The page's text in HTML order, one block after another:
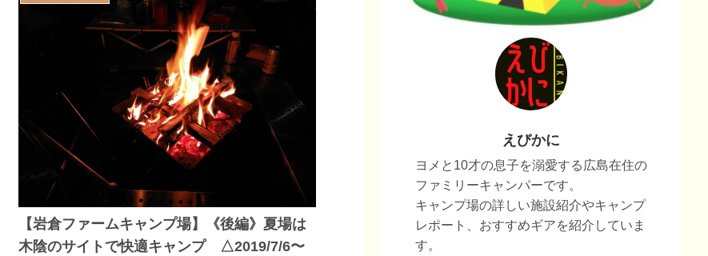
【岩倉ファームキャンプ場】《後編》夏場は
木陰のサイトで快適キャンプ △2019/7/6〜
えびかに
ヨメと10才の息子を溺愛する広島在住の
ファミリーキャンパーです。
キャンプ場の詳しい施設紹介やキャンプ
レポート、おすすめギアを紹介していま
す。